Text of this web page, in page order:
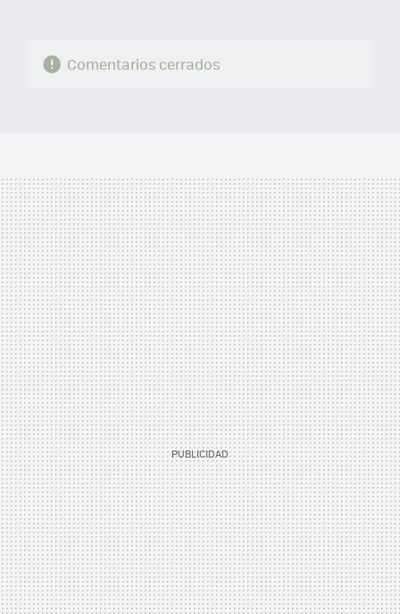
Comentarios cerrados